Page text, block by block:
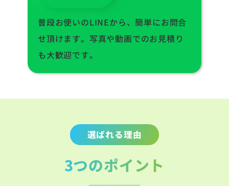
普段お使いのLINEから、簡単にお問合
せ頂けます。写真や動画でのお見積り
も大歓迎です。
選ばれる理由
3つのポイント